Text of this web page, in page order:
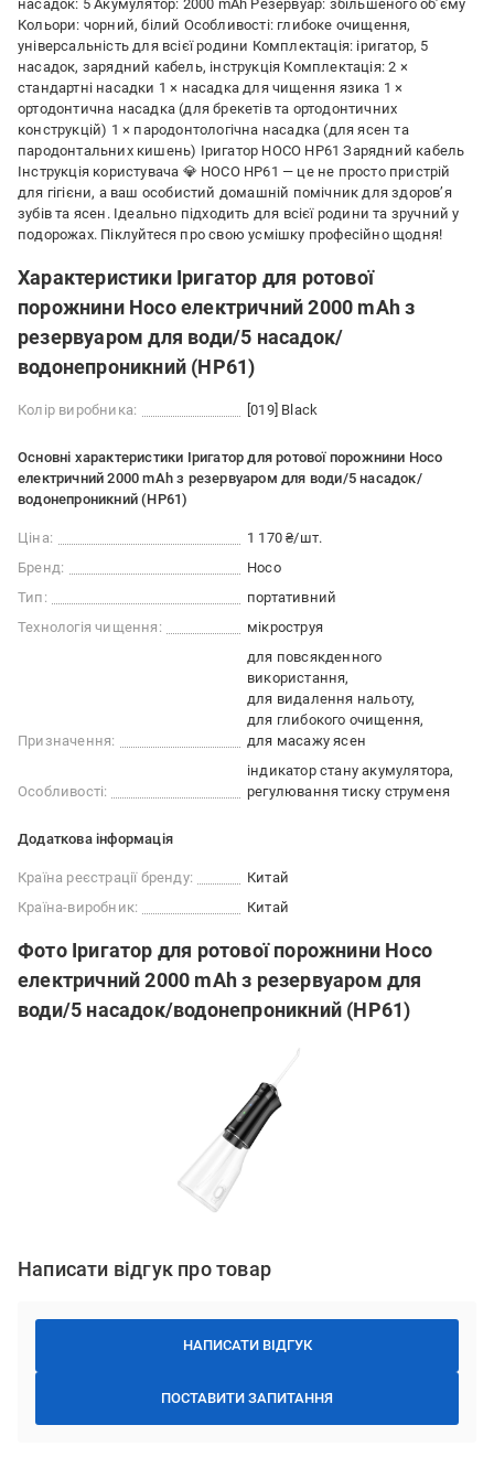
насадок: 5 Акумулятор: 2000 mAh Резервуар: збільшеного об’єму
Кольори: чорний, білий Особливості: глибоке очищення,
універсальність для всієї родини Комплектація: іригатор, 5
насадок, зарядний кабель, інструкція Комплектація: 2 ×
стандартні насадки 1 × насадка для чищення язика 1 ×
ортодонтична насадка (для брекетів та ортодонтичних
конструкцій) 1 × пародонтологічна насадка (для ясен та
пародонтальних кишень) Іригатор HOCO HP61 Зарядний кабель
Інструкція користувача 💎 HOCO HP61 — це не просто пристрій
для гігієни, а ваш особистий домашній помічник для здоров’я
зубів та ясен. Ідеально підходить для всієї родини та зручний у
подорожах. Піклуйтеся про свою усмішку професійно щодня!
Характеристики Іригатор для ротової
порожнини Hoco електричний 2000 mAh з
резервуаром для води/5 насадок/
водонепроникний (HP61)
Колір виробника: [019] Black
Основні характеристики Іригатор для ротової порожнини Hoco
електричний 2000 mAh з резервуаром для води/5 насадок/
водонепроникний (HP61)
Ціна:
1 170 ₴/шт.
Бренд:
Hoco
Тип:
портативний
Технологія чищення:
мікроструя
Призначення:
для повсякденного
використання
для видалення нальоту
для глибокого очищення
для масажу ясен
Особливості:
індикатор стану акумулятора
регулювання тиску струменя
Додаткова інформація
Країна реєстрації бренду:
Китай
Країна-виробник:
Китай
Фото Іригатор для ротової порожнини Hoco
електричний 2000 mAh з резервуаром для
води/5 насадок/водонепроникний (HP61)
Написати відгук про товар
НАПИСАТИ ВІДГУК
ПОСТАВИТИ ЗАПИТАННЯ